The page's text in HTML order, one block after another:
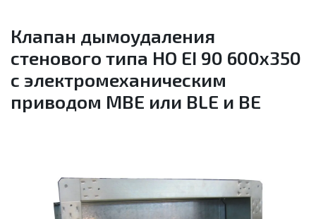
Клапан дымоудаления
стенового типа НО EI 90 600х350
с электромеханическим
приводом MBE или BLE и BE